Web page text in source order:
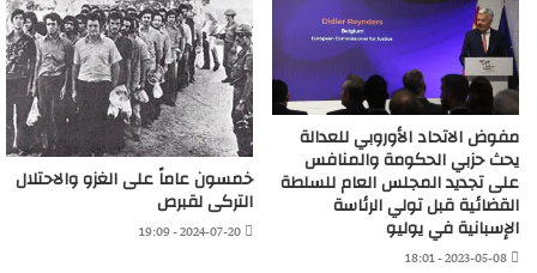
مفوض الاتحاد الأوروبي للعدالة
يحث حزبي الحكومة والمنافس
على تجديد المجلس العام للسلطة
القضائية قبل تولي الرئاسة
الإسبانية في يوليو
2023-05-08 - 18:01
خمسون عاماً على الغزو والاحتلال
التركى لقبرص
2024-07-20 - 19:09